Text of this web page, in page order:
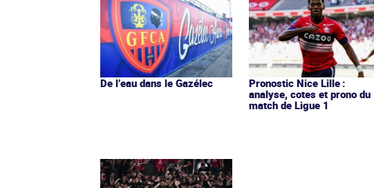
De l’eau dans le Gazélec
Pronostic Nice Lille :
analyse, cotes et prono du
match de Ligue 1